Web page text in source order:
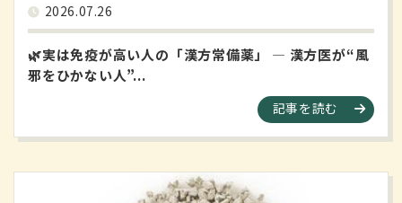
2026.07.26
🌿実は免疫が高い人の「漢方常備薬」 ― 漢方医が“風
邪をひかない人”...
記事を読む